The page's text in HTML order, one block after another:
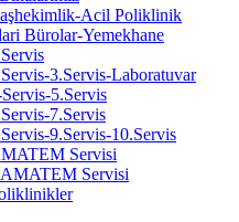
Acil Poliklinik
Bürolar-Yemekhane
3.Servis-Laboratuvar
5.Servis
7.Servis
9.Servis-10.Servis
Servisi
Servisi